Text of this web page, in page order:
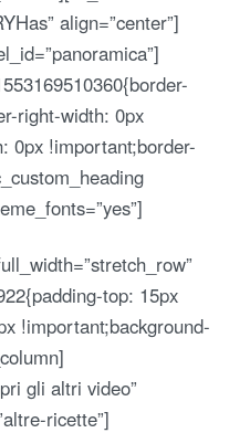
align=”center”]
right-width: 0px
0px !important;border-
top: 15px
!important;background-
gli altri video”
ricette”]